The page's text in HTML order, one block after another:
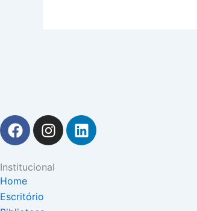
F
a
e
b
o
I
n
t
L
i
Institucional
Home
Escritório